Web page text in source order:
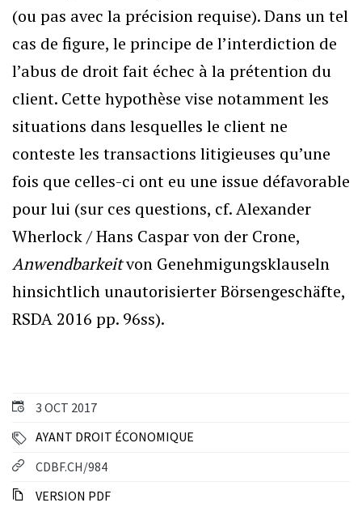
3 OCT 2017
AYANT DROIT ÉCONOMIQUE
CDBF.CH/984
VERSION PDF
(ou pas avec la précision requise). Dans un tel
cas de figure, le principe de l’interdiction de
l’abus de droit fait échec à la prétention du
client. Cette hypothèse vise notamment les
situations dans lesquelles le client ne
conteste les transactions litigieuses qu’une
fois que celles-ci ont eu une issue défavorable
pour lui (sur ces questions, cf. Alexander
Wherlock / Hans Caspar von der Crone,
Anwendbarkeitvon Genehmigungsklauseln
hinsichtlich unautorisierter Börsengeschäfte,
RSDA 2016 pp. 96ss).